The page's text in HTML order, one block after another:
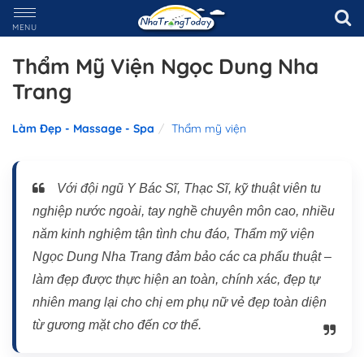
MENU
Thẩm Mỹ Viện Ngọc Dung Nha
Trang
Làm Đẹp - Massage - Spa Thẩm mỹ viện
Với đội ngũ Y Bác Sĩ, Thạc Sĩ, kỹ thuật viên tu
nghiệp nước ngoài, tay nghề chuyên môn cao, nhiều
năm kinh nghiệm tận tình chu đáo, Thẩm mỹ viện
Ngọc Dung Nha Trang đảm bảo các ca phẩu thuật –
làm đẹp được thực hiện an toàn, chính xác, đẹp tự
nhiên mang lại cho chị em phụ nữ vẻ đẹp toàn diện
từ gương mặt cho đến cơ thể.